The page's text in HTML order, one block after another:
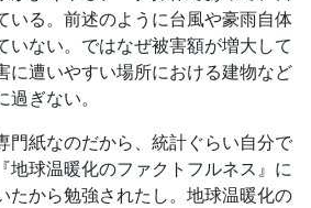
いる。前述のように台風や豪雨自体
いない。ではなぜ被害額が増大して
に遭いやすい場所における建物など
ぎない。
門紙なのだから、統計ぐらい自分で
地球温暖化のファクトフルネス』に
たから勉強されたし。地球温暖化の